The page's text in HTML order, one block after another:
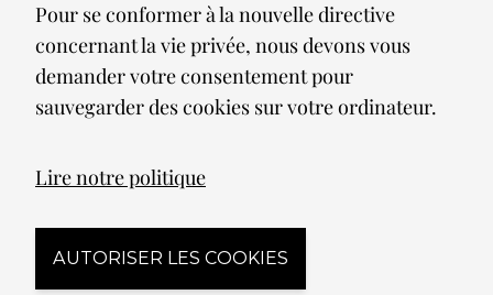
Pour se conformer à la nouvelle directive
concernant la vie privée, nous devons vous
demander votre consentement pour
sauvegarder des cookies sur votre ordinateur.
Lire notre politique
AUTORISER LES COOKIES
Meilleures ventes
Blog
© 2026 Spot lumiere led. All Rights Reserved
Mentions légales